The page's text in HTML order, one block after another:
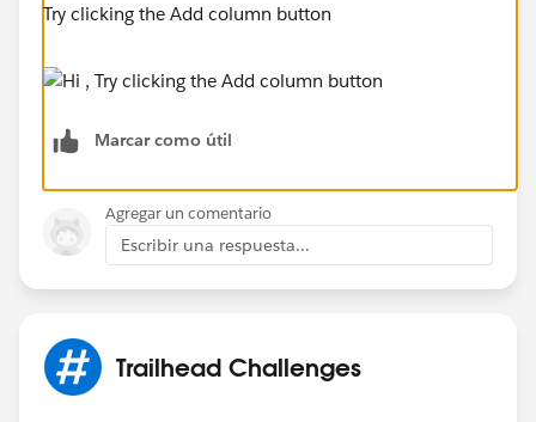
Try clicking the Add column button
Marcar como útil
Agregar un comentario
Escribir una respuesta...
Trailhead Challenges